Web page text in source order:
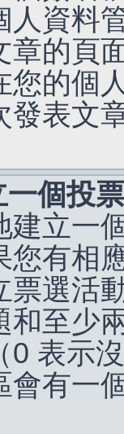
人資料
章的頁
您的個
發表文
個投
建立一
您有相
票選活
和至少
0 表示
會有一